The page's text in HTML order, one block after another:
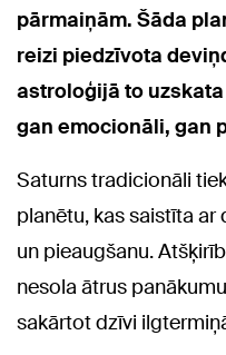
pārmaiņām. Šāda
reizi piedzīvota
astroloģijā to
gan emocionāli, gan
Saturns tradicionāli
planētu, kas saistīta
un pieaugšanu.
nesola ātrus
sakārtot dzīvi